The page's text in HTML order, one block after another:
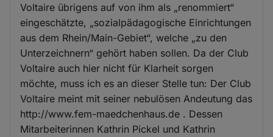
Voltaire übrigens auf von ihm als „renommiert“
eingeschätzte, „sozialpädagogische Einrichtungen
aus dem Rhein/Main-Gebiet“, welche „zu den
Unterzeichnern“ gehört haben sollen. Da der Club
Voltaire auch hier nicht für Klarheit sorgen
möchte, muss ich es an dieser Stelle tun: Der Club
Voltaire meint mit seiner nebulösen Andeutung das
http://www.fem-maedchenhaus.de . Dessen
Mitarbeiterinnen Kathrin Pickel und Kathrin